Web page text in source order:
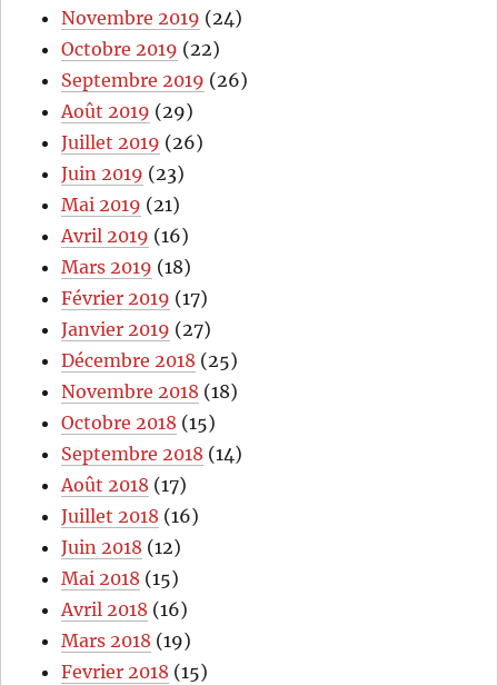
Novembre 2019 (24)
Octobre 2019 (22)
Septembre 2019 (26)
Août 2019 (29)
Juillet 2019 (26)
Juin 2019 (23)
Mai 2019 (21)
Avril 2019 (16)
Mars 2019 (18)
Février 2019 (17)
Janvier 2019 (27)
Décembre 2018 (25)
Novembre 2018 (18)
Octobre 2018 (15)
Septembre 2018 (14)
Août 2018 (17)
Juillet 2018 (16)
Juin 2018 (12)
Mai 2018 (15)
Avril 2018 (16)
Mars 2018 (19)
Fevrier 2018 (15)